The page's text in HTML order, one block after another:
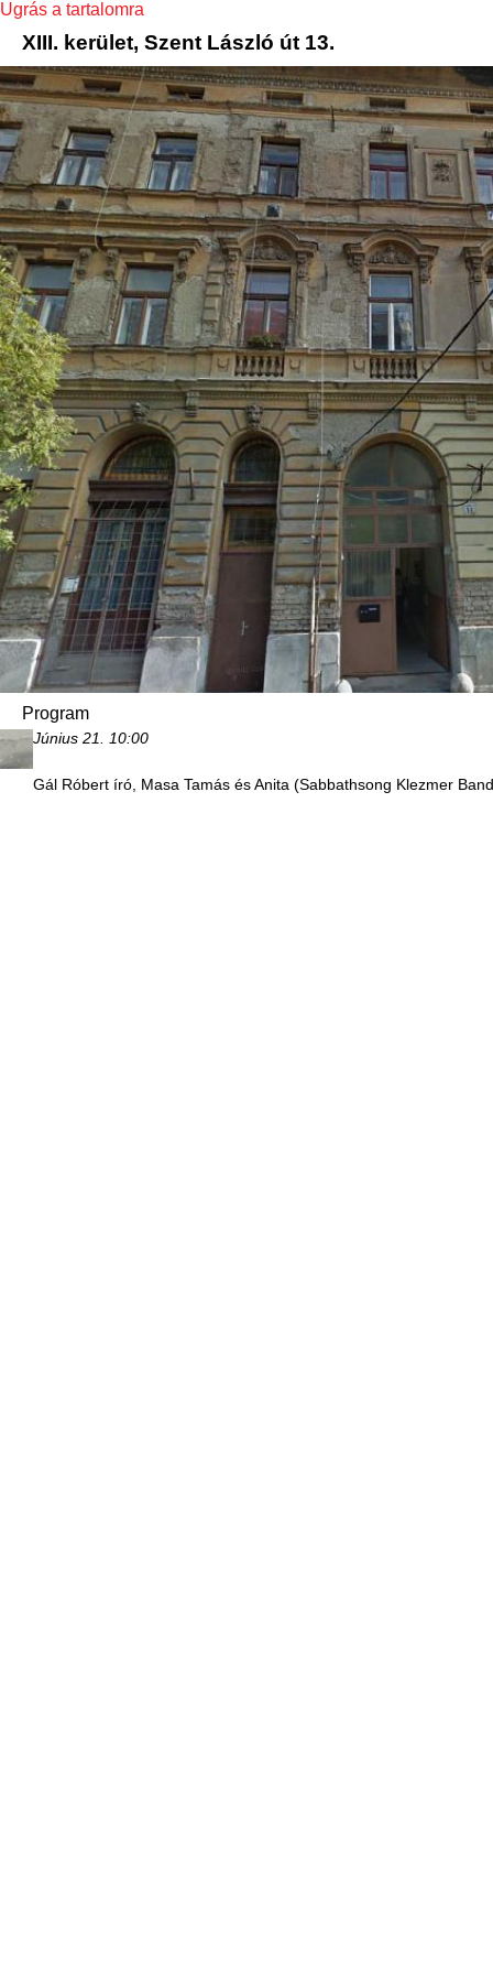
Ugrás a tartalomra
XIII. kerület, Szent László út 13.
Program
Június 21. 10:00
Gál Róbert író, Masa Tamás és Anita (Sabbathsong Klezmer